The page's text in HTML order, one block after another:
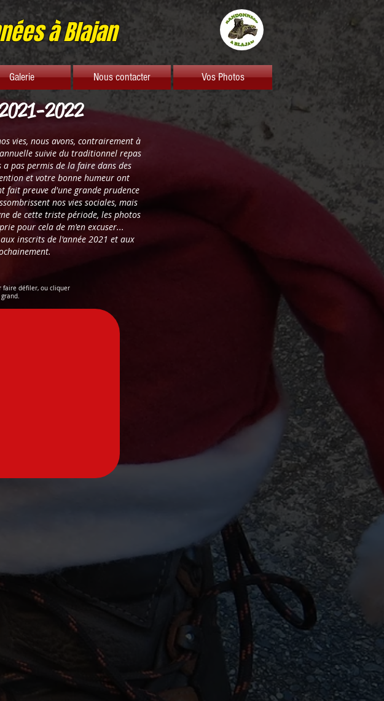
à Blajan
Galerie Nous contacter Vos Photos
vies, nous avons, contrairement à
suivie du traditionnel repas
pas permis de la faire dans des
et votre bonne humeur ont
fait preuve d'une grande prudence
nos vies sociales, mais
de cette triste période, les photos
pour cela de m'en excuser...
inscrits de l'année 2021 et aux
faire défiler, ou cliquer
2021-2022